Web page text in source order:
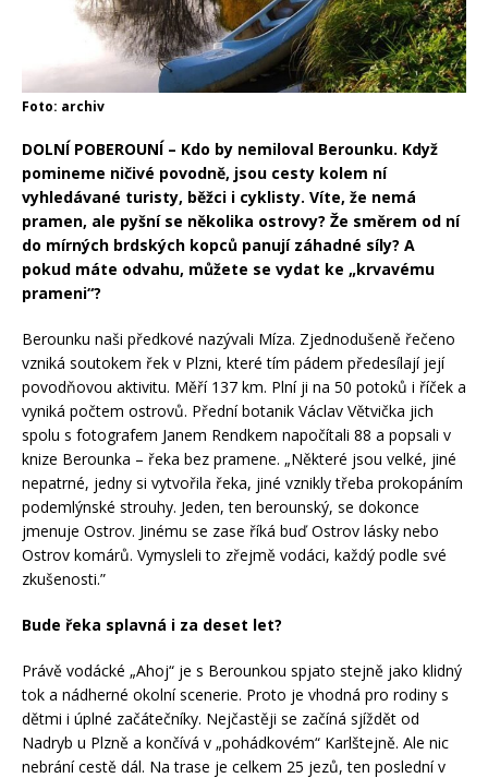
Foto: archiv
DOLNÍ POBEROUNÍ – Kdo by nemiloval Berounku. Když
pomineme ničivé povodně, jsou cesty kolem ní
vyhledávané turisty, běžci i cyklisty. Víte, že nemá
pramen, ale pyšní se několika ostrovy? Že směrem od ní
do mírných brdských kopců panují záhadné síly? A
pokud máte odvahu, můžete se vydat ke „krvavému
prameni“?
Berounku naši předkové nazývali Míza. Zjednodušeně řečeno
vzniká soutokem řek v Plzni, které tím pádem předesílají její
povodňovou aktivitu. Měří 137 km. Plní ji na 50 potoků i říček a
vyniká počtem ostrovů. Přední botanik Václav Větvička jich
spolu s fotografem Janem Rendkem napočítali 88 a popsali v
knize Berounka – řeka bez pramene. „Některé jsou velké, jiné
nepatrné, jedny si vytvořila řeka, jiné vznikly třeba prokopáním
podemlýnské strouhy. Jeden, ten berounský, se dokonce
jmenuje Ostrov. Jinému se zase říká buď Ostrov lásky nebo
Ostrov komárů. Vymysleli to zřejmě vodáci, každý podle své
zkušenosti.”
Bude řeka splavná i za deset let?
Právě vodácké „Ahoj“ je s Berounkou spjato stejně jako klidný
tok a nádherné okolní scenerie. Proto je vhodná pro rodiny s
dětmi i úplné začátečníky. Nejčastěji se začíná sjíždět od
Nadryb u Plzně a končívá v „pohádkovém“ Karlštejně. Ale nic
nebrání cestě dál. Na trase je celkem 25 jezů, ten poslední v